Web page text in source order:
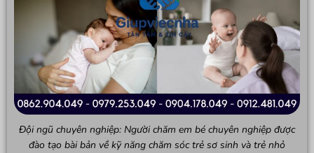
Đội ngũ chuyên nghiệp: Người chăm em bé chuyên nghiệp được
đào tạo bài bản về kỹ năng chăm sóc trẻ sơ sinh và trẻ nhỏ